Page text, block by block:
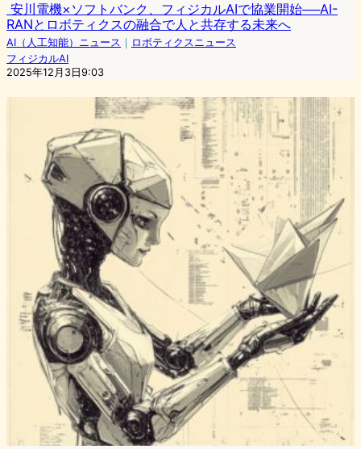
安川電機×ソフトバンク、フィジカルAIで協業開始──AI-
RANとロボティクスの融合で人と共存する未来へ
AI（人工知能）ニュース ｜ ロボティクスニュース
フィジカルAI
2025年12月3日9:03